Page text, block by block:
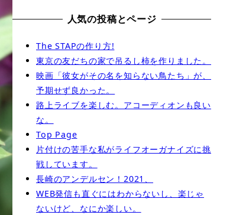
人気の投稿とページ
The STAPの作り方!
東京の友だちの家で吊るし柿を作りました。
映画「彼女がその名を知らない鳥たち」が、
予期せず良かった。
路上ライブを楽しむ。アコーディオンも良い
な。
Top Page
片付けの苦手な私がライフオーガナイズに挑
戦しています。
長崎のアンデルセン！2021、
WEB発信も直ぐにはわからないし、楽じゃ
ないけど、なにか楽しい。